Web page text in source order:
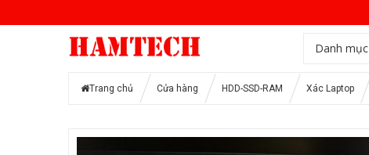
Danh mục
Trang chủ Cửa hàng HDD-SSD-RAM Xác Laptop